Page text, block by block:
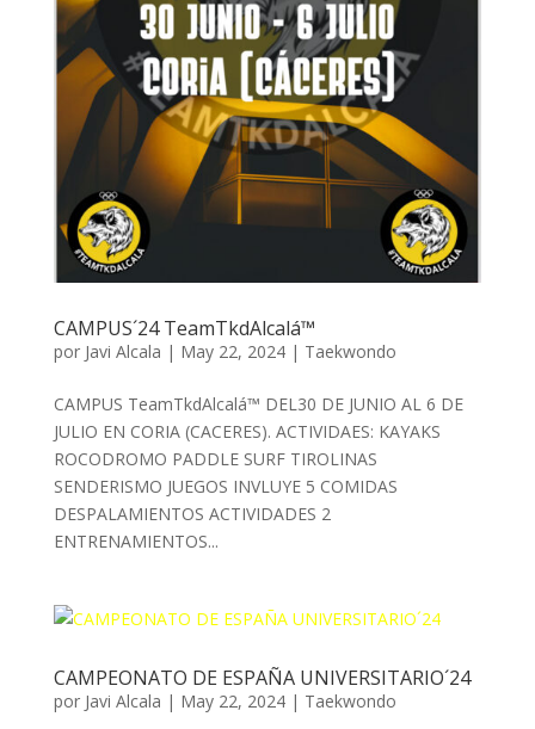
CAMPUS´24 TeamTkdAlcalá™
por Javi Alcala | May 22, 2024| Taekwondo
CAMPUS TeamTkdAlcalá™ DEL30 DE JUNIO AL 6 DE
JULIO EN CORIA (CACERES). ACTIVIDAES: KAYAKS
ROCODROMO PADDLE SURF TIROLINAS
SENDERISMO JUEGOS INVLUYE 5 COMIDAS
DESPALAMIENTOS ACTIVIDADES 2
ENTRENAMIENTOS...
CAMPEONATO DE ESPAÑA UNIVERSITARIO´24
por Javi Alcala | May 22, 2024| Taekwondo